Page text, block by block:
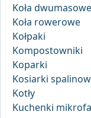
Koła
Koła rowerowe
Kołpaki
Kompostowniki
Koparki
Kosiarki
Kotły
Kuchenki